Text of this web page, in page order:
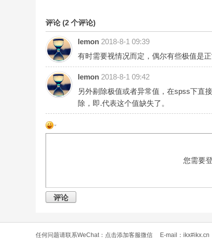
评论 (2 个评论)
lemon 2018-8-1 09:39
有时需要视情况而定，偶尔有些极值是
lemon 2018-8-1 09:42
另外剔除极值或者异常值，在spss下直
除，即.代表这个值缺失了。
您需要
评论
任何问题请联系WeChat： 点击添加客服微信 E-mail：ikx#ikx.cn